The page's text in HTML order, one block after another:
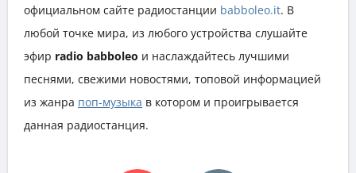
официальном сайте радиостанции babboleo.it. В
любой точке мира, из любого устройства слушайте
эфир radio babboleo и наслаждайтесь лучшими
песнями, свежими новостями, топовой информацией
из жанра поп-музыка в котором и проигрывается
данная радиостанция.